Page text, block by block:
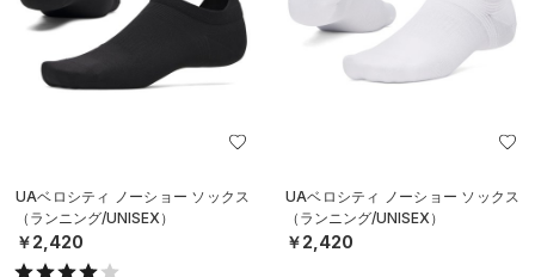
UAベロシティ ノーショー ソックス
（ランニング/UNISEX）
￥2,420
UAベロシティ ノーショー ソックス
（ランニング/UNISEX）
￥2,420